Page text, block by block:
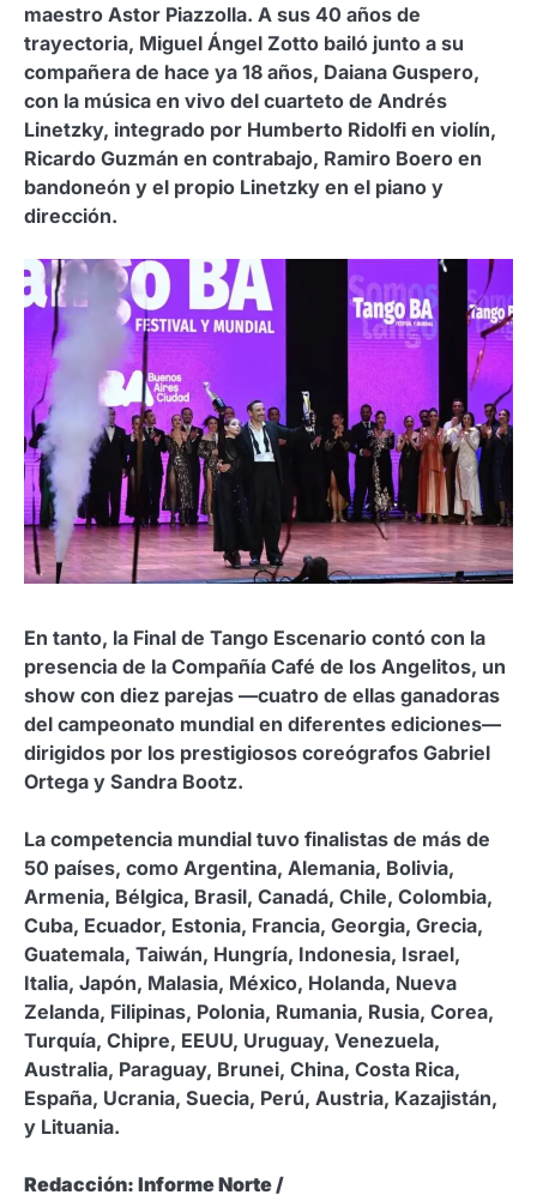
maestro Astor Piazzolla. A sus 40 años de
trayectoria, Miguel Ángel Zotto bailó junto a su
compañera de hace ya 18 años, Daiana Guspero,
con la música en vivo del cuarteto de Andrés
Linetzky, integrado por Humberto Ridolfi en violín,
Ricardo Guzmán en contrabajo, Ramiro Boero en
bandoneón y el propio Linetzky en el piano y
dirección.
En tanto, la Final de Tango Escenario contó con la
presencia de la Compañía Café de los Angelitos, un
show con diez parejas —cuatro de ellas ganadoras
del campeonato mundial en diferentes ediciones—
dirigidos por los prestigiosos coreógrafos Gabriel
Ortega y Sandra Bootz.
La competencia mundial tuvo finalistas de más de
50 países, como Argentina, Alemania, Bolivia,
Armenia, Bélgica, Brasil, Canadá, Chile, Colombia,
Cuba, Ecuador, Estonia, Francia, Georgia, Grecia,
Guatemala, Taiwán, Hungría, Indonesia, Israel,
Italia, Japón, Malasia, México, Holanda, Nueva
Zelanda, Filipinas, Polonia, Rumania, Rusia, Corea,
Turquía, Chipre, EEUU, Uruguay, Venezuela,
Australia, Paraguay, Brunei, China, Costa Rica,
España, Ucrania, Suecia, Perú, Austria, Kazajistán,
y Lituania.
Redacción: Informe Norte /